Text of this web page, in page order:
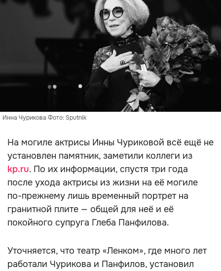
Инна Чурикова Фото: Sputnik
На могиле актрисы Инны Чуриковой всё ещё не
установлен памятник, заметили коллеги из
kp.ru. По их информации, спустя три года
после ухода актрисы из жизни на её могиле
по-прежнему лишь временный портрет на
гранитной плите — общей для неё и её
покойного супруга Глеба Панфилова.
Уточняется, что театр «Ленком», где много лет
работали Чурикова и Панфилов, установил